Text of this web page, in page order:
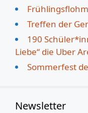
Treffen der
190
Liebe“ die Uber
Sommerfest
Newsletter